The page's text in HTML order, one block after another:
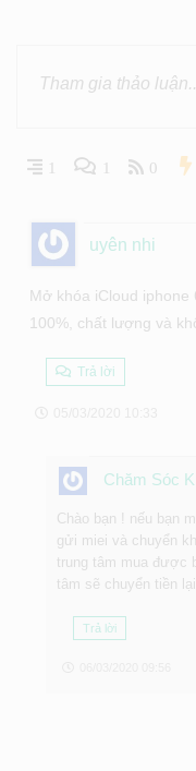
1 1 0
uyên nhi
Mở khóa iCloud iphone
100%, chất lượng và
Trả lời
Chăm Sóc
Chào bạn ! nếu bạn
gửi miei và chuyển
trung tâm mua được bạn sử dụng nếu không mua đước trung
tâm sẽ chuyển tiền
Trả lời